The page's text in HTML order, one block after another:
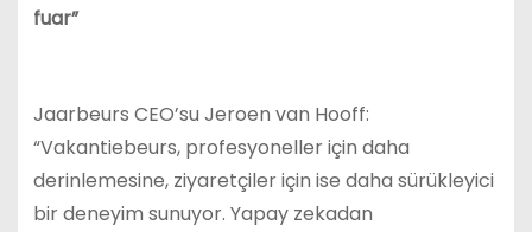
fuar”
Jaarbeurs CEO’su Jeroen van Hooff:
“Vakantiebeurs, profesyoneller için daha
derinlemesine, ziyaretçiler için ise daha sürükleyici
bir deneyim sunuyor. Yapay zekadan